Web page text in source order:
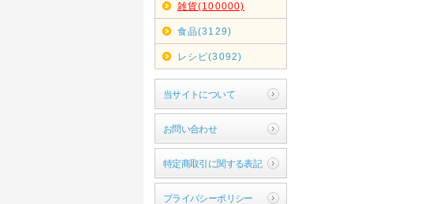
雑貨(100000)
食品(3129)
レシピ(3092)
当サイトについて
お問い合わせ
特定商取引に関する表記
プライバシーポリシー